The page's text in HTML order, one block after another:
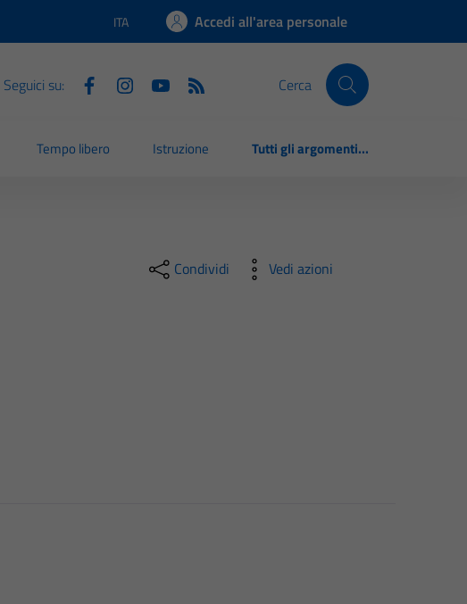
Lingua attiva:
ITA Accedi all'area personale
Seguici su: Cerca
Tempo libero Istruzione Tutti gli argomenti...
Condividi Vedi azioni